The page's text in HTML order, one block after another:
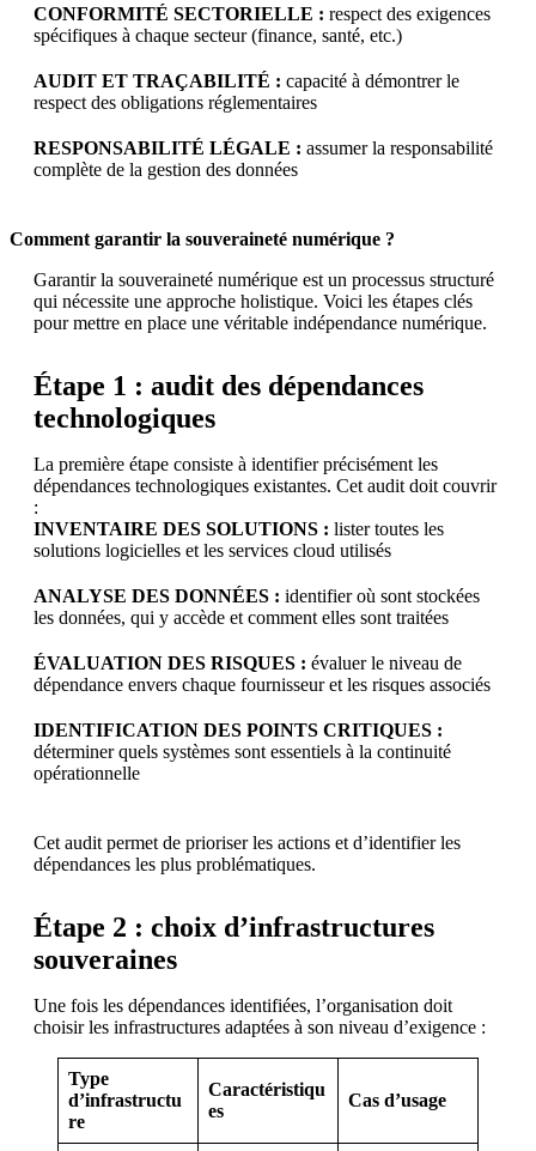
CONFORMITÉ SECTORIELLE : respect des exigences
spécifiques à chaque secteur (finance, santé, etc.)
AUDIT ET TRAÇABILITÉ : capacité à démontrer le
respect des obligations réglementaires
RESPONSABILITÉ LÉGALE : assumer la responsabilité
complète de la gestion des données
Comment garantir la souveraineté numérique ?
Garantir la souveraineté numérique est un processus structuré
qui nécessite une approche holistique. Voici les étapes clés
pour mettre en place une véritable indépendance numérique.
Étape 1 : audit des dépendances
technologiques
La première étape consiste à identifier précisément les
dépendances technologiques existantes. Cet audit doit couvrir
:
INVENTAIRE DES SOLUTIONS : lister toutes les
solutions logicielles et les services cloud utilisés
ANALYSE DES DONNÉES : identifier où sont stockées
les données, qui y accède et comment elles sont traitées
ÉVALUATION DES RISQUES : évaluer le niveau de
dépendance envers chaque fournisseur et les risques associés
IDENTIFICATION DES POINTS CRITIQUES :
déterminer quels systèmes sont essentiels à la continuité
opérationnelle
Cet audit permet de prioriser les actions et d’identifier les
dépendances les plus problématiques.
Étape 2 : choix d’infrastructures
souveraines
Une fois les dépendances identifiées, l’organisation doit
choisir les infrastructures adaptées à son niveau d’exigence :
Type
d’infrastructu
re
Caractéristiqu
es
Cas d’usage